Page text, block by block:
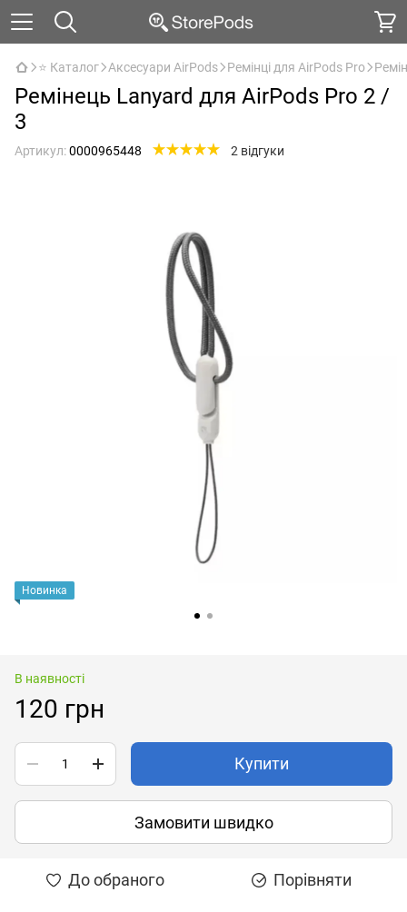
⭐ Каталог Аксесуари AirPods Ремінці для AirPods Pro
Ремінець Lanyard для AirPods Pro 2 /
3
Артикул:0000965448 2 відгуки
Новинка
В наявності
120 грн
Купити
Замовити швидко
До обраного Порівняти